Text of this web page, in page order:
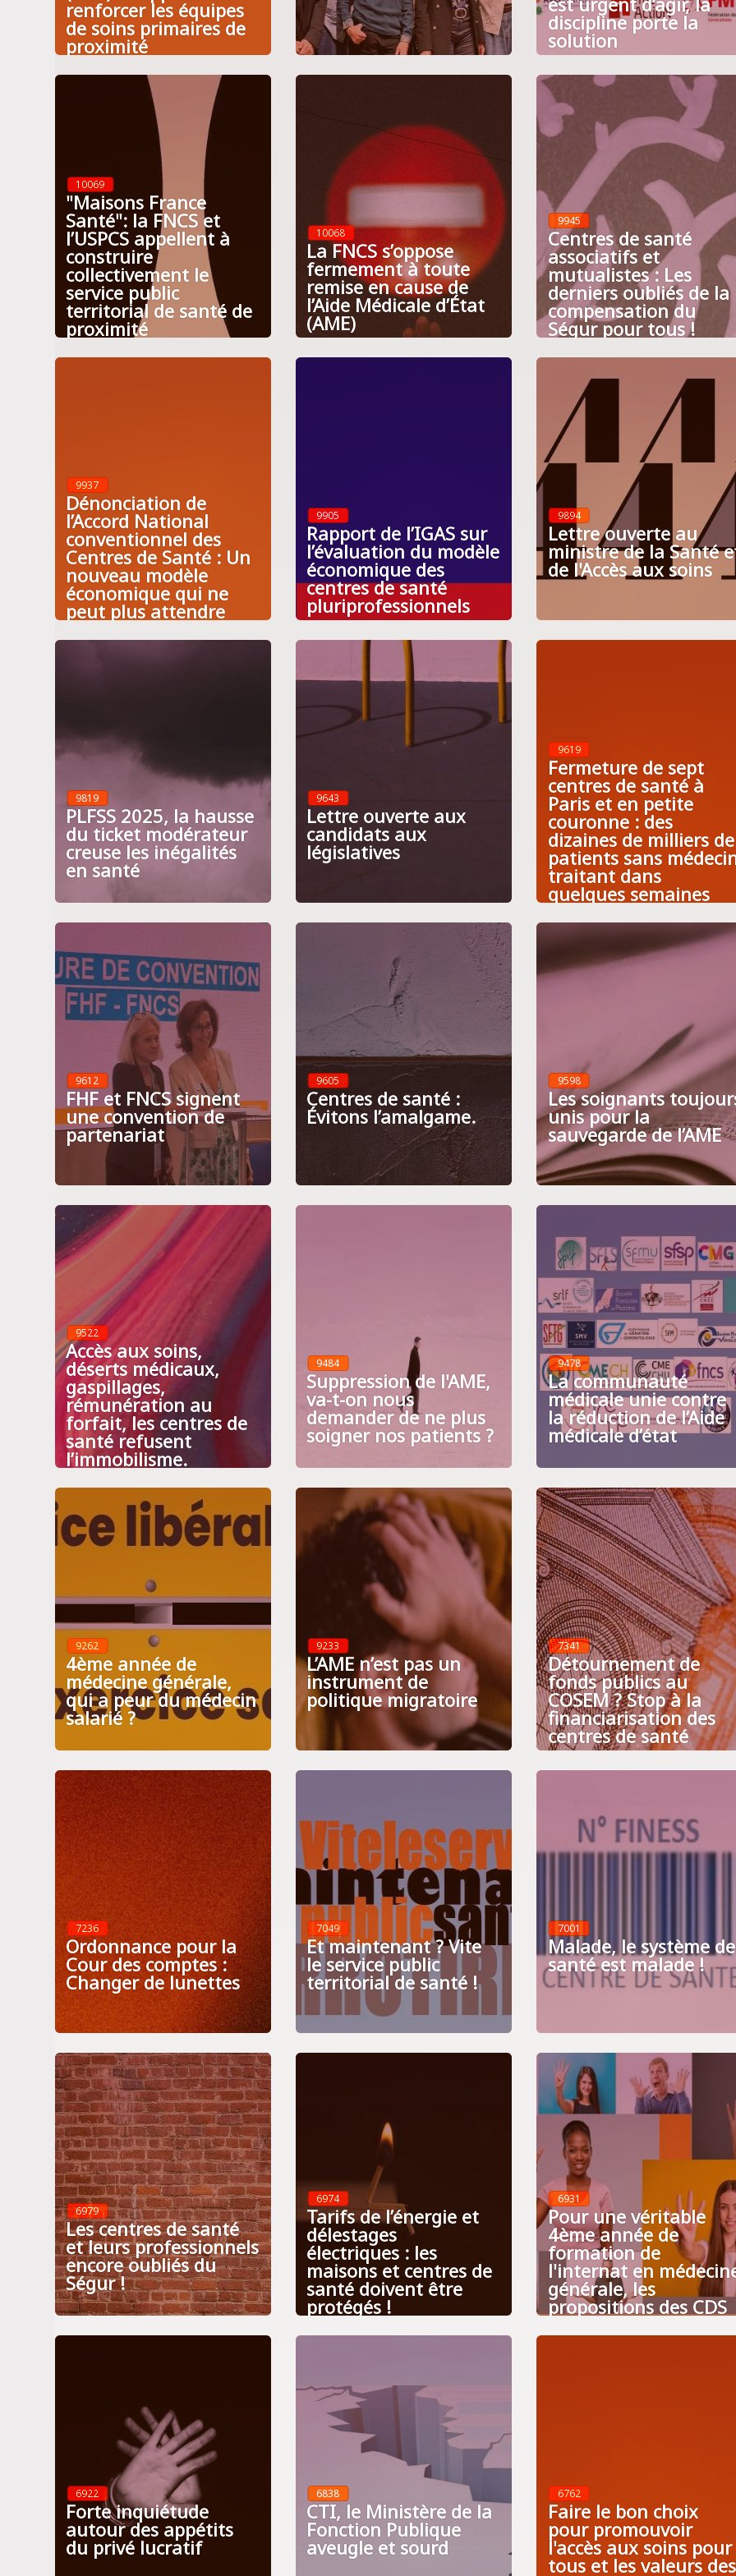
renforcer les équipes
de soins primaires de
proximité
discipline porte la
solution
10069
"Maisons France
Santé": la FNCS et
l’USPCS appellent à
construire
collectivement le
service public
territorial de santé de
proximité
10068
La FNCS s’oppose
fermement à toute
remise en cause de
l’Aide Médicale d’État
(AME)
9945
Centres de santé
associatifs et
mutualistes : Les
derniers oubliés de la
compensation du
Ségur pour tous !
9937
Dénonciation de
l’Accord National
conventionnel des
Centres de Santé : Un
nouveau modèle
économique qui ne
peut plus attendre
9905
Rapport de l’IGAS sur
l’évaluation du modèle
économique des
centres de santé
pluriprofessionnels
9894
Lettre ouverte au
ministre de la Santé
de l'Accès aux soins
9819
PLFSS 2025, la hausse
du ticket modérateur
creuse les inégalités
en santé
9643
Lettre ouverte aux
candidats aux
législatives
9619
Fermeture de sept
centres de santé à
Paris et en petite
couronne : des
dizaines de milliers de
patients sans
traitant dans
quelques semaines
9612
FHF et FNCS signent
une convention de
partenariat
9605
Centres de santé :
Évitons l’amalgame.
9598
Les soignants
unis pour la
sauvegarde de l’AME
9522
Accès aux soins,
déserts médicaux,
gaspillages,
rémunération au
forfait, les centres de
santé refusent
l’immobilisme.
9484
Suppression de l'AME,
va-t-on nous
demander de ne plus
soigner nos patients ?
9478
La communauté
médicale unie contre
la réduction de l’Aide
médicale d’état
9262
4ème année de
médecine générale,
qui a peur du médecin
salarié ?
9233
L’AME n’est pas un
instrument de
politique migratoire
7341
Détournement de
fonds publics au
COSEM ? Stop à la
financiarisation des
centres de santé
7236
Ordonnance pour la
Cour des comptes :
Changer de lunettes
7049
Et maintenant ? Vite
le service public
territorial de santé !
7001
Malade, le système de
santé est malade !
6979
Les centres de santé
et leurs professionnels
encore oubliés du
Ségur !
6974
Tarifs de l’énergie et
délestages
électriques : les
maisons et centres de
santé doivent être
protégés !
6931
Pour une véritable
4ème année de
formation de
l'internat en
générale, les
propositions des CDS
6922
Forte inquiétude
autour des appétits
du privé lucratif
6838
CTI, le Ministère de la
Fonction Publique
aveugle et sourd
6762
Faire le bon choix
pour promouvoir
l'accès aux soins pour
tous et les valeurs des